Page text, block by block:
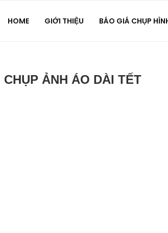
HOME GIỚI THIỆU BÁO GIÁ CHỤP
CHỤP ẢNH ÁO DÀI TẾT